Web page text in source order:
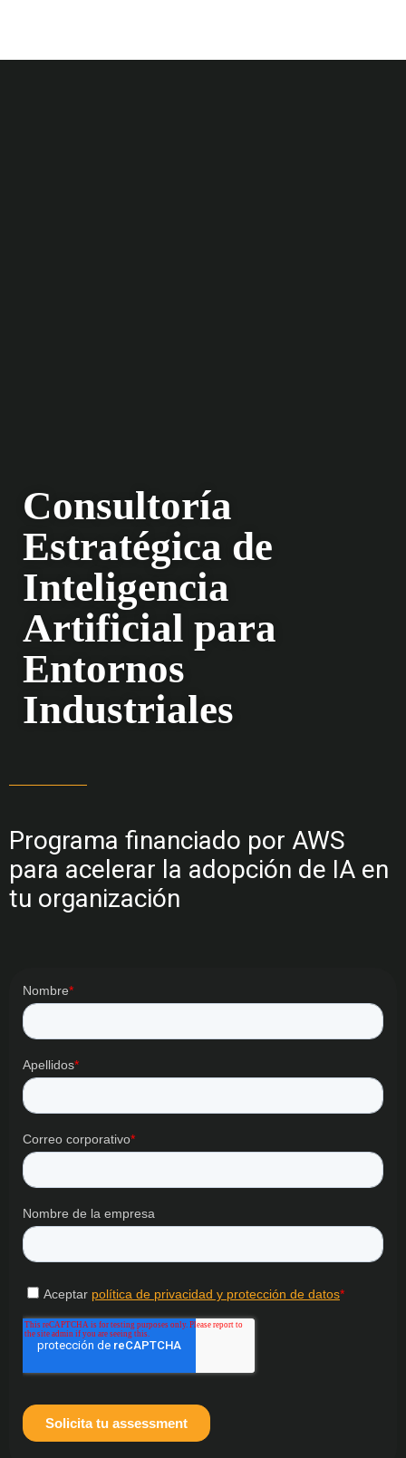
Consultoría
Estratégica de
Inteligencia
Artificial para
Entornos
Industriales
Programa financiado por AWS
para acelerar la adopción de IA en
tu organización